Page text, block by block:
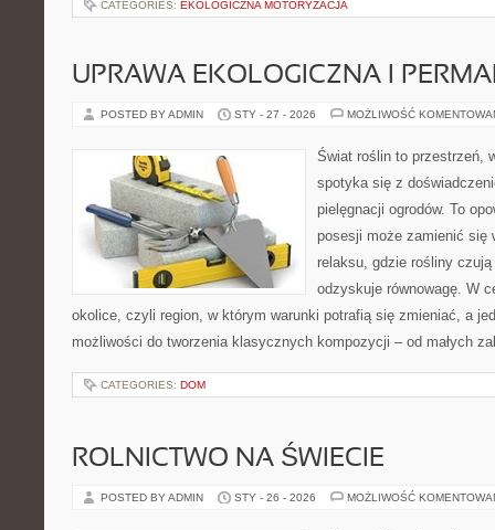
CATEGORIES: EKOLOGICZNA MOTORYZACJA
UPRAWA EKOLOGICZNA I
POSTED BY ADMIN STY - 27 - 2026 MOŻLIWOŚĆ
Świat roślin to przestrzeń,
spotyka się z
pielęgnacji ogrodów. To
posesji może zamienić się
relaksu, gdzie rośliny
odzyskuje równowagę. W
okolice, czyli region, w którym warunki potrafią się zmieniać, a
możliwości do tworzenia klasycznych kompozycji – od małych
CATEGORIES: DOM
ROLNICTWO NA ŚWIECIE
POSTED BY ADMIN STY - 26 - 2026 MOŻLIWOŚĆ